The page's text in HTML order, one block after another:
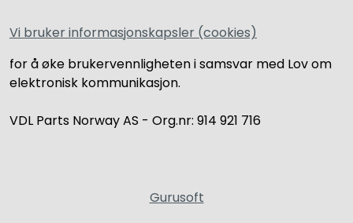
Vi bruker informasjonskapsler (cookies)
for å øke brukervennligheten i samsvar med Lov om
elektronisk kommunikasjon.
VDL Parts Norway AS - Org.nr: 914 921 716
Gurusoft